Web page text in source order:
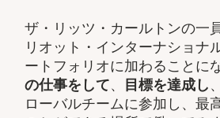
ザ・リッツ・カールトンの一
リオット・インターナショナ
ートフォリオに加わることに
の仕事をして、 目標を達成し
ローバルチームに参加し、最